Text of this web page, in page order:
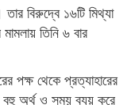
বিরুদ্বে ১৬টি মিথ্যা
তিনি ৬ বার
পক্ষ থেকে প্রত্যাহারের
বহু অর্থ ও সময় ব্যয় করে